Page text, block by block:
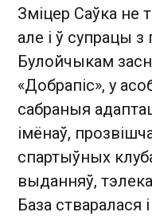
Зміцер Саўка не
але і ў супрацы
Булойчыкам
«Добрапіс», у
сабраныя
імёнаў,
спартыўных
выданняў,
База стваралася